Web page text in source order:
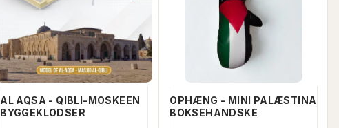
LÆG I KURV
FÅ BESKED NÅR
SE PRODUKTET
AL AQSA - QIBLI-MOSKEEN
BYGGEKLODSER
OPHÆNG - MINI PALÆSTINA
BOKSEHANDSKE